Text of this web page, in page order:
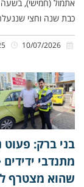
כבת שנה וחצי
בני ברק: פעוט
מתנדבי
שהוא מצטרף